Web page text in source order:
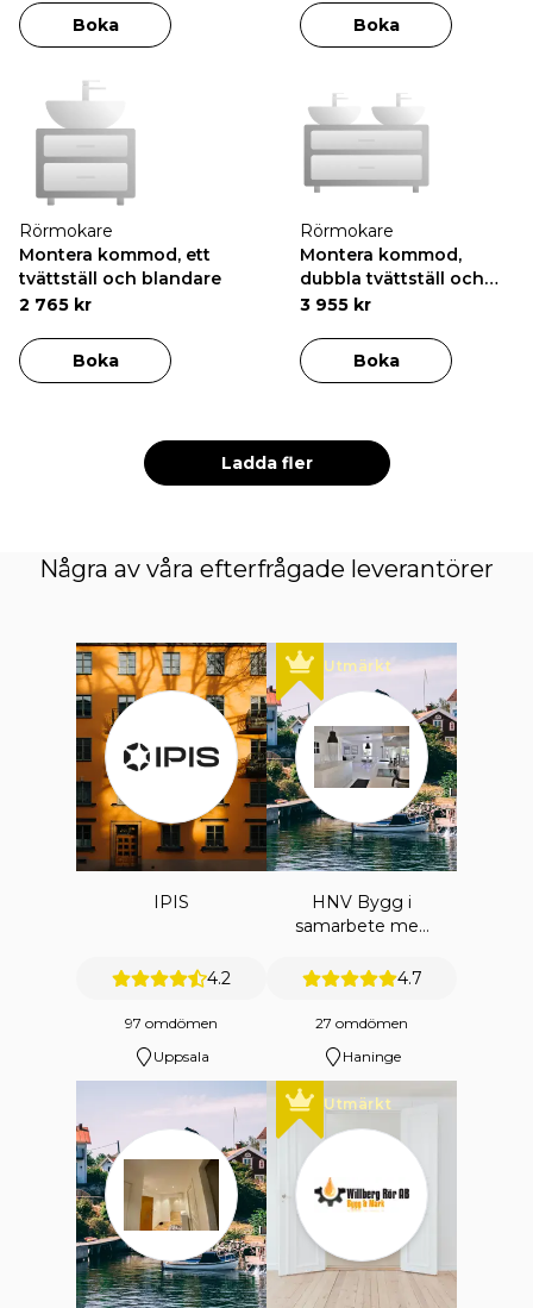
Boka Boka
Rörmokare
Montera kommod, ett
tvättställ och blandare
2 765 kr
Boka
Rörmokare
Montera kommod,
dubbla tvättställ och
blandare
3 955 kr
Boka
Ladda fler
Några av våra efterfrågade leverantörer
IPIS
4.2
97 omdömen
Uppsala
Utmärkt
HNV Bygg i
samarbete med
ENTREPRENAD
4.7
27 omdömen
Haninge
Utmärkt